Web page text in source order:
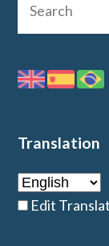
Translation
Edit